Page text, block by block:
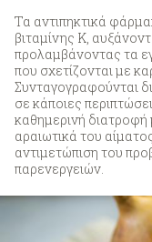
Τα αντιπηκτικά
βιταμίνης Κ,
προλαμβάνοντας τα
που σχετίζονται με
Συνταγογραφούνται
σε κάποιες
καθημερινή διατροφή
αραιωτικά του
αντιμετώπιση του
παρενεργειών.